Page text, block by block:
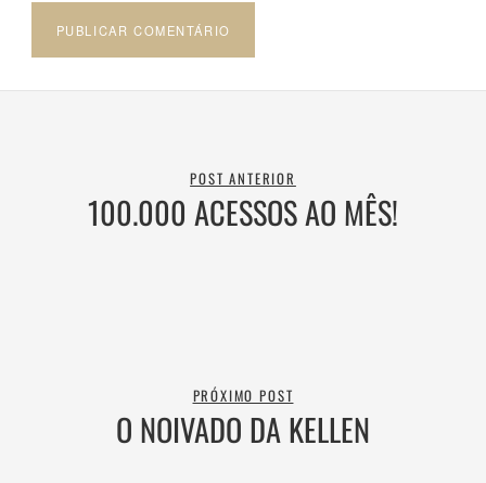
POST ANTERIOR
100.000 ACESSOS AO MÊS!
PRÓXIMO POST
O NOIVADO DA KELLEN